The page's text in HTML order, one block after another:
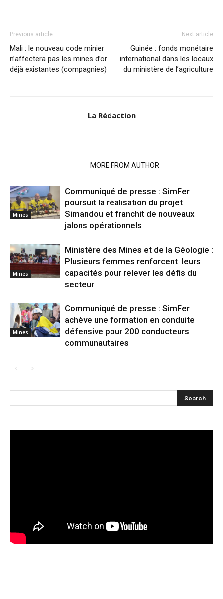
Previous article
Mali : le nouveau code minier
n’affectera pas les mines d’or
déjà existantes (compagnies)
Next article
Guinée : fonds monétaire
international dans les locaux
du ministère de l’agriculture
La Rédaction
MORE FROM AUTHOR
Mines
Communiqué de presse : SimFer
poursuit la réalisation du projet
Simandou et franchit de nouveaux
jalons opérationnels
Mines
Ministère des Mines et de la Géologie :
Plusieurs femmes renforcent leurs
capacités pour relever les défis du
secteur
Mines
Communiqué de presse : SimFer
achève une formation en conduite
défensive pour 200 conducteurs
communautaires